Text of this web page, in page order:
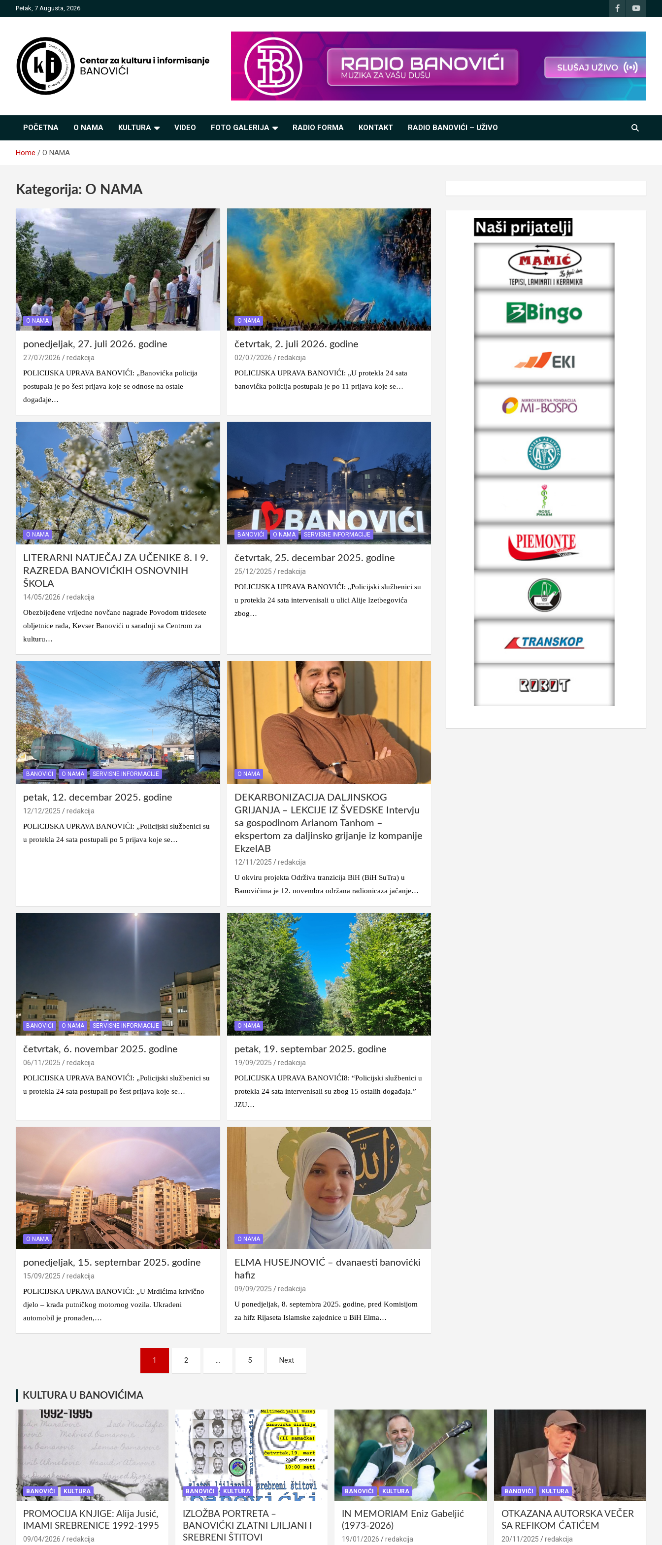
to
Petak, 7 Augusta, 2026
informisanje Banovići
POČETNA O NAMA KULTURA VIDEO FOTO GALERIJA RADIO FORMA KONTAKT RADIO BANOVIĆI – UŽIVO
Home O NAMA
Kategorija: O NAMA
O NAMA
ponedjeljak, 27. juli 2026. godine
27/07/2026
redakcija
POLICIJSKA UPRAVA BANOVIĆI: „Banovićka policija
postupala je po šest prijava koje se odnose na ostale
događaje…
O NAMA
četvrtak, 2. juli 2026. godine
02/07/2026
redakcija
POLICIJSKA UPRAVA BANOVIĆI: „U protekla 24 sata
banovićka policija postupala je po 11 prijava koje se…
O NAMA
LITERARNI NATJEČAJ ZA UČENIKE 8. I 9.
RAZREDA BANOVIĆKIH OSNOVNIH
ŠKOLA
14/05/2026
redakcija
Obezbijeđene vrijedne novčane nagrade Povodom tridesete
obljetnice rada, Kevser Banovići u saradnji sa Centrom za
kulturu…
BANOVIĆI O NAMA SERVISNE INFORMACIJE
četvrtak, 25. decembar 2025. godine
25/12/2025
redakcija
POLICIJSKA UPRAVA BANOVIĆI: „Policijski službenici su
u protekla 24 sata intervenisali u ulici Alije Izetbegovića
zbog…
BANOVIĆI O NAMA SERVISNE INFORMACIJE
petak, 12. decembar 2025. godine
12/12/2025
redakcija
POLICIJSKA UPRAVA BANOVIĆI: „Policijski službenici su
u protekla 24 sata postupali po 5 prijava koje se…
O NAMA
DEKARBONIZACIJA DALJINSKOG
GRIJANJA – LEKCIJE IZ ŠVEDSKE Intervju
sa gospodinom Arianom Tanhom –
ekspertom za daljinsko grijanje iz kompanije
EkzelAB
12/11/2025
redakcija
U okviru projekta Održiva tranzicija BiH (BiH SuTra) u
Banovićima je 12. novembra održana radionicaza jačanje…
BANOVIĆI O NAMA SERVISNE INFORMACIJE
četvrtak, 6. novembar 2025. godine
06/11/2025
redakcija
POLICIJSKA UPRAVA BANOVIĆI: „Policijski službenici su
u protekla 24 sata postupali po šest prijava koje se…
O NAMA
petak, 19. septembar 2025. godine
19/09/2025
redakcija
POLICIJSKA UPRAVA BANOVIĆI8: “Policijski službenici u
protekla 24 sata intervenisali su zbog 15 ostalih događaja.”
JZU…
O NAMA
ponedjeljak, 15. septembar 2025. godine
15/09/2025
redakcija
POLICIJSKA UPRAVA BANOVIĆI: „U Mrdićima krivično
djelo – krađa putničkog motornog vozila. Ukradeni
automobil je pronađen,…
O NAMA
ELMA HUSEJNOVIĆ – dvanaesti banovićki
hafiz
09/09/2025
redakcija
U ponedjeljak, 8. septembra 2025. godine, pred Komisijom
za hifz Rijaseta Islamske zajednice u BiH Elma…
1 2 … 5 Next
KULTURA U BANOVIĆIMA
BANOVIĆI KULTURA
PROMOCIJA KNJIGE: Alija Jusić,
IMAMI SREBRENICE 1992-1995
09/04/2026 redakcija
BANOVIĆI KULTURA
IZLOŽBA PORTRETA –
BANOVIĆKI ZLATNI LJILJANI I
SREBRENI ŠTITOVI
BANOVIĆI KULTURA
IN MEMORIAM Eniz Gabeljić
(1973-2026)
19/01/2026 redakcija
BANOVIĆI KULTURA
OTKAZANA AUTORSKA VEČER
SA REFIKOM ĆATIĆEM
20/11/2025 redakcija